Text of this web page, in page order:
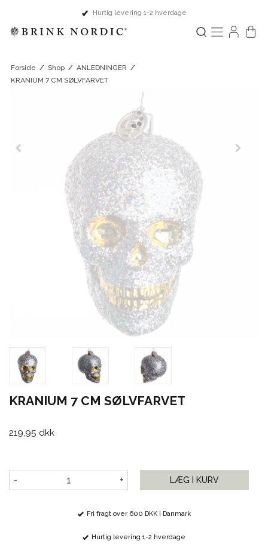
Hurtig levering 1-2 hverdage
Forside / Shop / ANLEDNINGER /
KRANIUM 7 CM SØLVFARVET
KRANIUM 7 CM SØLVFARVET
219,95 dkk
- + LÆG I KURV
Fri fragt over 600 DKK i Danmark
Hurtig levering 1-2 hverdage